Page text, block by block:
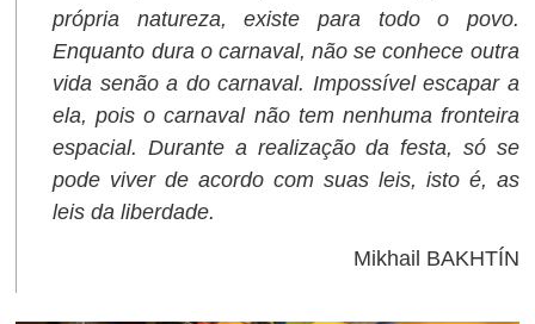
própria natureza, existe para todo o povo.
Enquanto dura o carnaval, não se conhece outra
vida senão a do carnaval. Impossível escapar a
ela, pois o carnaval não tem nenhuma fronteira
espacial. Durante a realização da festa, só se
pode viver de acordo com suas leis, isto é, as
leis da liberdade.
Mikhail BAKHTÍN